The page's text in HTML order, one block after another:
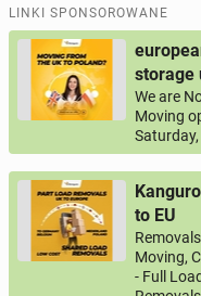
LINKI SPONSOROWANE
storage
We are
Moving
to EU
Moving,
- Full